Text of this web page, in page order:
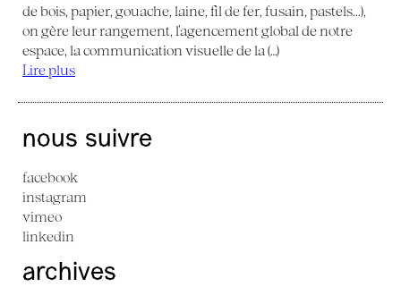
de bois, papier, gouache, laine, fil de fer, fusain, pastels...),
on gère leur rangement, l’agencement global de notre
espace, la communication visuelle de la (…)
Lire plus
nous suivre
facebook
instagram
vimeo
linkedin
archives